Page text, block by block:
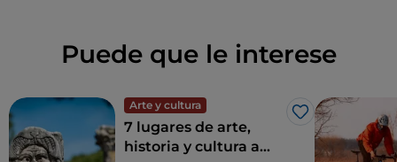
Puede que le interese
Arte y cultura
Me gusta
7 lugares de arte,
historia y cultura a